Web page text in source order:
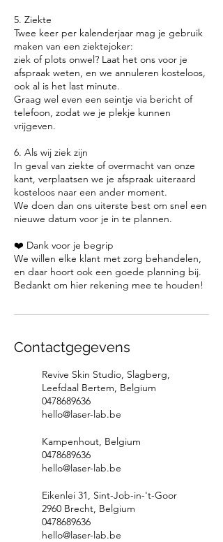
5. Ziekte
Twee keer per kalenderjaar mag je gebruik
maken van een ziektejoker:
ziek of plots onwel? Laat het ons voor je
afspraak weten, en we annuleren kosteloos,
ook al is het last minute.
Graag wel even een seintje via bericht of
telefoon, zodat we je plekje kunnen
vrijgeven.
6. Als wij ziek zijn
In geval van ziekte of overmacht van onze
kant, verplaatsen we je afspraak uiteraard
kosteloos naar een ander moment.
We doen dan ons uiterste best om snel een
nieuwe datum voor je in te plannen.
❤️ Dank voor je begrip
We willen elke klant met zorg behandelen,
en daar hoort ook een goede planning bij.
Bedankt om hier rekening mee te houden!
Contactgegevens
Revive Skin Studio, Slagberg,
Leefdaal Bertem, Belgium
0478689636
hello@laser-lab.be
Kampenhout, Belgium
0478689636
hello@laser-lab.be
Eikenlei 31, Sint-Job-in-'t-Goor
2960 Brecht, Belgium
0478689636
hello@laser-lab.be